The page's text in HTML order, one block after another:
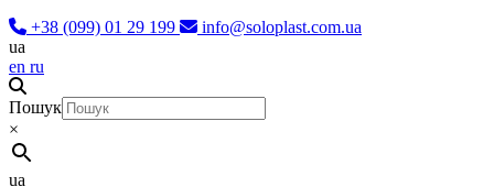
+38 (099) 01 29 199
info@soloplast.com.ua
ua
en ru
Пошук
×
ua